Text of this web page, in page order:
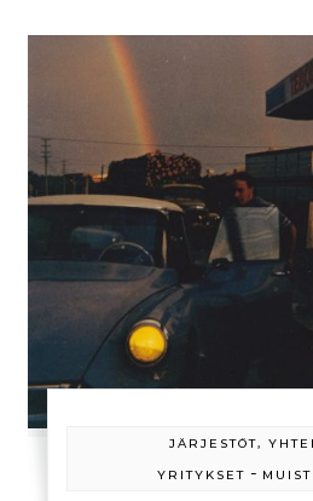
JÄRJESTÖT,
YRITYKSET -